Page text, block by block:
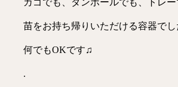
カゴでも、ダンボールでも、トレー
苗をお持ち帰りいただける容器でし
何でもOKです♫
.